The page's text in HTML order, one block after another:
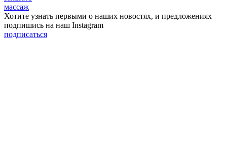
массаж
Хотите узнать первыми о наших новостях, и предложениях
подпишись на наш Instagram
подписаться